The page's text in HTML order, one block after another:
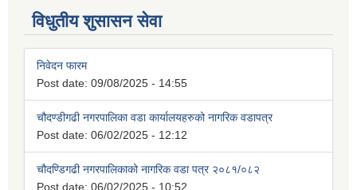
विधुतीय शुसासन सेवा
निवेदन फारम
Post date: 09/08/2025 - 14:55
चौदण्डीगढी नगरपालिका वडा कार्यालयहरुको नागरिक वडापत्र
Post date: 06/02/2025 - 12:12
चौदण्डिगढी नगरपालिकाको नागरिक वडा पत्र २०८१/०८२
Post date: 06/02/2025 - 10:52